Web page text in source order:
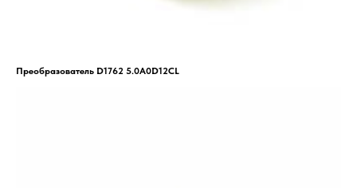
Преобразователь D1762 5.0A0D12CL